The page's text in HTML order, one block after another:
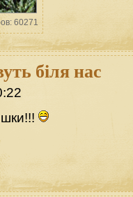
60271
біля нас